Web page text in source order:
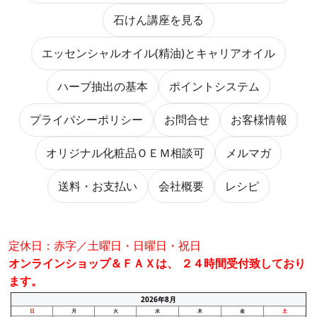
石けん講座を見る
エッセンシャルオイル(精油)とキャリアオイル
ハーブ抽出の基本 ポイントシステム
プライバシーポリシー お問合せ お客様情報
オリジナル化粧品ＯＥＭ相談可 メルマガ
送料・お支払い 会社概要 レシピ
定休日：赤字／土曜日・日曜日・祝日
オンラインショップ＆ＦＡＸは、 ２４時間受付致しており
ます。
2026年8月
日 月 火 水 木 金
土